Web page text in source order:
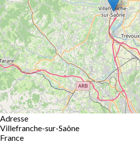
Adresse
Villefranche-sur-Saône
France